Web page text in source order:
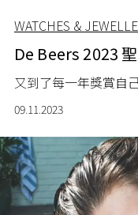
WATCHES &
De Beers 2023
又到了每一年獎賞自
09.11.2023